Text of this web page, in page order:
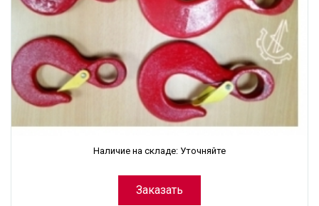
Наличие на складе: Уточняйте
Заказать